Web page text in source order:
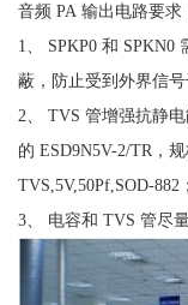
音频 PA 输出电路要求
1、 SPKP0 和 SPKN0
蔽，防止受到外界信号
2、 TVS 管增强抗静
的 ESD9N5V-2/TR，规
TVS,5V,50Pf,SOD-882；
3、 电容和 TVS 管尽